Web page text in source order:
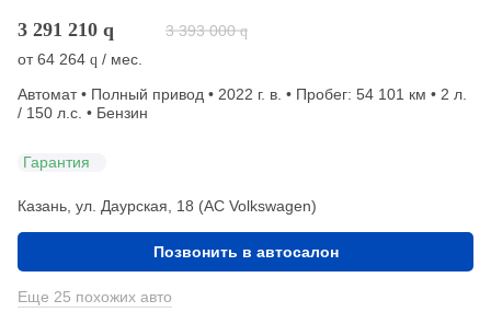
3 291 210 q 3 393 000 q
от64 264 q / мес.
Автомат • Полный привод • 2022 г. в. • Пробег: 54 101 км • 2 л.
/ 150 л.с. • Бензин
Гарантия
Казань, ул. Даурская, 18 (АС Volkswagen)
Позвонить в автосалон
Еще 25 похожих авто